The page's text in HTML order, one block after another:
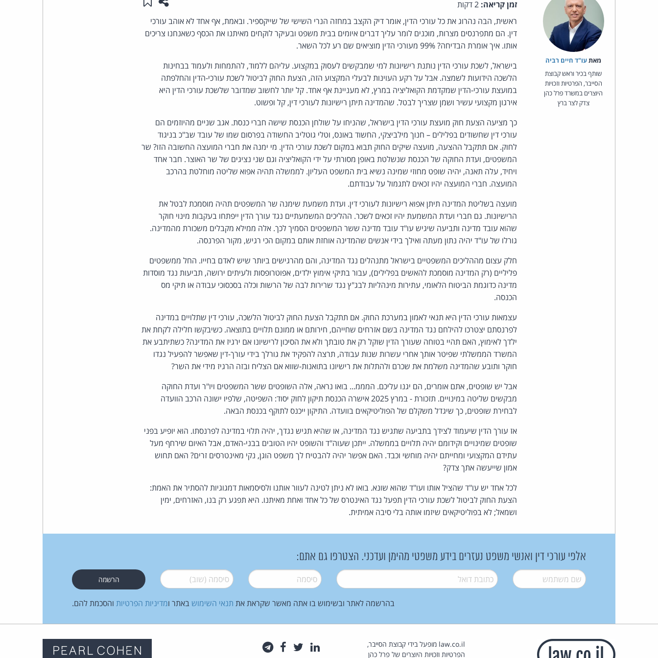
מאת‏עו"ד חיים רביה
שותף בכיר וראש קבוצת
הסייבר, הפרטיות וזכויות
היוצרים במשרד פרל כהן
צדק לצר ברץ
זמן קריאה:
ראשית, הבה נהרוג את כל עורכי הדין, אומר דיק הקצב במחזה הנרי השישי של שייקספיר. ובאמת, אף אחד לא אוהב עורכי
דין. הם מתפרנסים מצרות, מוכנים לומר עליך דברים איומים בבית משפט ובעיקר לוקחים מאיתנו את הכסף כשאנחנו צריכים
אותו. איך אומרת הבדיחה? 99% מעורכי הדין מוציאים שם רע לכל השאר.
בישראל, לשכת עורכי הדין נותנת רישיונות למי שמבקשים לעסוק במקצוע. עליהם ללמוד, להתמחות ולעמוד בבחינות
הלשכה הידועות לשמצה. אבל על רקע העוינות לבעלי המקצוע הזה, הצעת החוק לביטול לשכת עורכי-הדין והחלפתה
במועצת עורכי-הדין שמקדמת הקואליציה במרץ, לא מעניינת אף אחד. קל יותר לחשוב שמדובר שלשכת עורכי הדין היא
אירגון מקצועי עשיר ושמן שצריך לבטל. שהמדינה תיתן רישיונות לעורכי דין, קל ופשוט.
כך מציעה הצעת חוק מועצת עורכי הדין בישראל, שהניחו על שולחן הכנסת שישה חברי כנסת. אגב שניים מהיוזמים הם
עורכי דין שחשודים בפלילים – חנוך מילביצקי, החשוד באונס, וטלי גוטליב החשודה בפרסום שמו של עובד שב"כ בניגוד
לחוק. אם תתקבל ההצעה, מועצה שיקים החוק תבוא במקום לשכת עורכי הדין. מי ימנה את חברי המועצה החשובה הזו? שר
המשפטים, ועדת החוקה של הכנסת שנשלטת באופן מסורתי על ידי הקואליציה וגם שני נציגים של שר האוצר. חבר אחד
ויחיד, עלה תאנה, יהיה שופט מחוזי שמינה נשיא בית המשפט העליון. לממשלה תהיה אפוא שליטה מוחלטת בהרכב
המועצה. חברי המועצה יהיו זכאים לתגמול על עבודתם.
מועצה בשליטת המדינה תיתן אפוא רישיונות לעורכי דין. ועדת משמעת שימנה שר המשפטים תהיה מוסמכת לבטל את
הרישיונות. גם חברי ועדת המשמעת יהיו זכאים לשכר. ההליכים המשמעתיים נגד עורך הדין ייפתחו בעקבות מינוי חוקר
שהוא עובד מדינה ותביעה שיגיש עו"ד עובד מדינה ששר המשפטים הסמיך לכך. אלה ממילא מקבלים משכורת מהמדינה.
גורלו של עו"ד יהיה נתון מעתה ואילך בידי אנשים שהמדינה אוחזת אותם במקום הכי רגיש, מקור הפרנסה.
חלק עצום מההליכים המשפטיים בישראל מתנהלים נגד המדינה, והם מהרגישים ביותר שיש לאדם בחייו. החל ממשפטים
פליליים (רק המדינה מוסמכת להאשים בפלילים), עבור בתיקי אימוץ ילדים, אפוטרופסות ולעיתים ירושה, תביעות נגד מוסדות
מדינה כדוגמת הביטוח הלאומי, עתירות מינהליות לבג"ץ נגד שרירות לבה של הרשות וכלה בסכסוכי עבודה או תיקי מס
הכנסה.
עצמאות עורכי הדין היא תנאי לאמון במערכת החוק. אם תתקבל הצעת החוק לביטול הלשכה, עורכי דין שתלויים במדינה
לפרנסתם יצטרכו להילחם נגד המדינה בשם אזרחים שחייהם, חירותם או ממונם תלויים בתוצאה. כשיבקשו חלילה לקחת את
ילדך לאימוץ, האם תהיי בטוחה שעורך הדין שוקל רק את טובתך ולא את הסיכון לרישיונו אם ירגיז את המדינה? כשתיתבע את
המשרד הממשלתי שפיטר אותך אחרי עשרות שנות עבודה, תרצה להפקיד את גורלך בידי עורך-דין שאפשר להפעיל נגדו
חוקר ותובע שהמדינה משלמת את שכרם ולהתלות את רישיונו בתואנות-שווא אם הצליח ובזה הרגיז מידי את השר?
אבל יש שופטים, אתם אומרים, הם יגנו עליכם. המממ... בואו נראה, אלה השופטים ששר המשפטים ויו"ר ועדת החוקה
מבקשים שליטה במינויים. תזכורת - במרץ 2025 אישרה הכנסת תיקון לחוק יסוד: השפיטה, שלפיו ישונה הרכב הוועדה
לבחירת שופטים, כך שיגדל משקלם של הפוליטיקאים בוועדה. התיקון ייכנס לתוקף בכנסת הבאה.
אז עורך הדין שיעמוד לצידך בתביעה שתגיש נגד המדינה, או שהיא תגיש נגדך, יהיה תלוי במדינה לפרנסתו. הוא יופיע בפני
שופטים שמינויים וקידומם יהיה תלויים בממשלה. ייתכן שעוה"ד והשופט יהיו הטובים בבני-האדם, אבל האיום שירחף מעל
עתידם המקצועי ומחייתם יהיה מוחשי וכבד. האם אפשר יהיה להבטיח לך משפט הוגן, נקי מאינטרסים זרים? האם תחוש
אמון שייעשה אתך צדק?
לכל אחד יש עו"ד שהציל אותו ועו"ד שהוא שונא. בואו לא ניתן לטינה לעוור אותנו ולסיסמאות דמגוגיות להסתיר את האמת:
הצעת החוק לביטול לשכת עורכי הדין תפעל נגד האינטרס של כל אחד ואחת מאיתנו. היא תפגע רק בנו, האזרחים, ימין
ושמאל; לא בפוליטיקאים שיזמו אותה בלי סיבה אמיתית.
אלפי עורכי דין ואנשי משפט נעזרים בידע משפטי מהימן ועדכני. הצטרפו גם אתם:
שם משתמש* דואל* סיסמה* סיסמה (שוב)*
בהרשמה לאתר ובשימוש בו אתה מאשר שקראת את תנאי השימוש באתר ומדיניות הפרטיות והסכמת להם.
law.co.il מופעל בידי קבוצת הסייבר,
הפרטיות וזכויות היוצרים של פרל כהן
לינקדאין
טוויטרפייסבוק